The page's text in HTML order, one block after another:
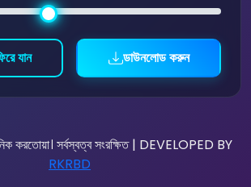
যান ডাউনলোড করুন
করতোয়া। সর্বস্বত্ব সংরক্ষিত | DEVELOPED BY
RKRBD